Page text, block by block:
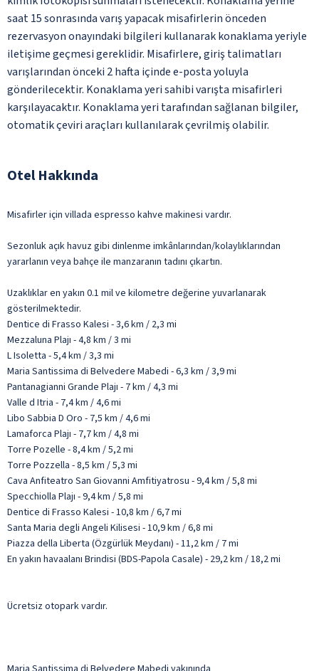
saat 15 sonrasında varış yapacak misafirlerin önceden
rezervasyon onayındaki bilgileri kullanarak konaklama yeriyle
iletişime geçmesi gereklidir. Misafirlere, giriş talimatları
varışlarından önceki 2 hafta içinde e-posta yoluyla
gönderilecektir. Konaklama yeri sahibi varışta misafirleri
karşılayacaktır. Konaklama yeri tarafından sağlanan bilgiler,
otomatik çeviri araçları kullanılarak çevrilmiş olabilir.
Otel Hakkında
Misafirler için villada espresso kahve makinesi vardır.
Sezonluk açık havuz gibi dinlenme imkânlarından/kolaylıklarından
yararlanın veya bahçe ile manzaranın tadını çıkartın.
Uzaklıklar en yakın 0.1 mil ve kilometre değerine yuvarlanarak
gösterilmektedir.
Dentice di Frasso Kalesi - 3,6 km / 2,3 mi
Mezzaluna Plajı - 4,8 km / 3 mi
L Isoletta - 5,4 km / 3,3 mi
Maria Santissima di Belvedere Mabedi - 6,3 km / 3,9 mi
Pantanagianni Grande Plajı - 7 km / 4,3 mi
Valle d Itria - 7,4 km / 4,6 mi
Libo Sabbia D Oro - 7,5 km / 4,6 mi
Lamaforca Plajı - 7,7 km / 4,8 mi
Torre Pozelle - 8,4 km / 5,2 mi
Torre Pozzella - 8,5 km / 5,3 mi
Cava Anfiteatro San Giovanni Amfitiyatrosu - 9,4 km / 5,8 mi
Specchiolla Plajı - 9,4 km / 5,8 mi
Dentice di Frasso Kalesi - 10,8 km / 6,7 mi
Santa Maria degli Angeli Kilisesi - 10,9 km / 6,8 mi
Piazza della Liberta (Özgürlük Meydanı) - 11,2 km / 7 mi
En yakın havaalanı Brindisi (BDS-Papola Casale) - 29,2 km / 18,2 mi
Ücretsiz otopark vardır.